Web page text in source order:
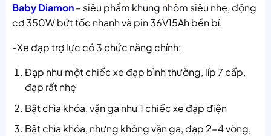
Baby Diamon– siêu phẩm khung nhôm siêu nhẹ, động
cơ 350W bứt tốc nhanh và pin 36V15Ah bền bỉ.
-Xe đạp trợ lực có 3 chức năng chính:
Đạp như một chiếc xe đạp bình thường, líp 7 cấp,
đạp rất nhẹ
Bật chìa khóa, vặn ga như 1 chiếc xe đạp điện
Bật chìa khóa, nhưng không vặn ga, đạp 2-4 vòng,